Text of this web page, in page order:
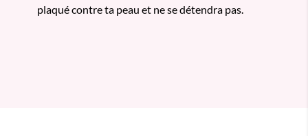
plaqué contre ta peau et ne se détendra pas.